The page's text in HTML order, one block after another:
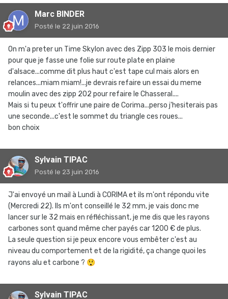
Marc BINDER
Posté le 22 juin 2016
On m'a preter un Time Skylon avec des Zipp 303 le mois dernier
pour que je fasse une folie sur route plate en plaine
d'alsace...comme dit plus haut c'est tape cul mais alors en
relances...miam miam!...je devrais refaire un essai du meme
moulin avec des zipp 202 pour refaire le Chasseral....
Mais si tu peux t'offrir une paire de Corima...perso j'hesiterais pas
une seconde...c'est le sommet du triangle ces roues...
bon choix
Sylvain TIPAC
Posté le 23 juin 2016
J'ai envoyé un mail à Lundi à CORIMA et ils m'ont répondu vite
(Mercredi 22). Ils m'ont conseillé le 32 mm, je vais donc me
lancer sur le 32 mais en réfléchissant, je me dis que les rayons
carbones sont quand même cher payés car 1200 € de plus.
La seule question si je peux encore vous embêter c'est au
niveau du comportement et de la rigidité, ça change quoi les
rayons alu et carbone ? 😲
Sylvain TIPAC